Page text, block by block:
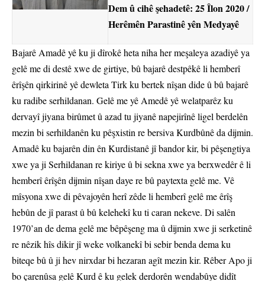
Dem û cihê şehadetê: 25 Îlon 2020 /
Herêmên Parastinê yên Medyayê
Bajarê Amadê yê ku ji dîrokê heta niha her meşaleya azadiyê ya
gelê me di destê xwe de girtiye, bû bajarê destpêkê li hemberî
êrîşên qirkirinê yê dewleta Tirk ku bertek nîşan dide û bû bajarê
ku radibe serhildanan. Gelê me yê Amedê yê welatparêz ku
dervayî jiyana birûmet û azad tu jiyanê napejirînê ligel berdelên
mezin bi serhildanên ku pêşxistin re bersiva Kurdbûnê da dijmin.
Amadê ku bajarên din ên Kurdistanê jî bandor kir, bi pêşengtiya
xwe ya ji Serhildanan re kiriye û bi sekna xwe ya berxwedêr ê li
hemberî êrîşên dijmin nîşan daye re bû paytexta gelê me. Vê
mîsyona xwe di pêvajoyên herî zêde li hemberî gelê me êrîş
hebûn de jî parast û bû kelehekî ku ti caran nekeve. Di salên
1970’an de dema gelê me bêpêşeng ma û dijmin xwe ji serketinê
re nêzik hîs dikir jî weke volkanekî bi sebir benda dema ku
biteqe bû û ji hev nirxdar bi hezaran agît mezin kir. Rêber Apo ji
bo çarenûsa gelê Kurd ê ku gelek derdorên wendabûye didît